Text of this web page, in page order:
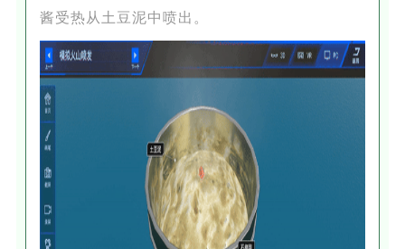
酱受热从土豆泥中喷出。